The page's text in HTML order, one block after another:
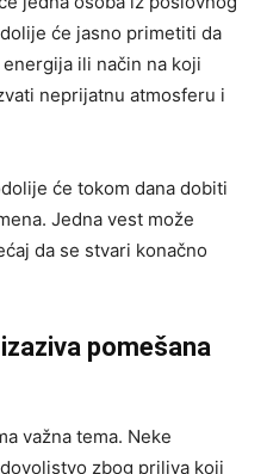
će jasno primetiti da
ili način na koji
neprijatnu atmosferu i
će tokom dana dobiti
Jedna vest može
da se stvari konačno
pomešana
važna tema. Neke
zbog priliva koji